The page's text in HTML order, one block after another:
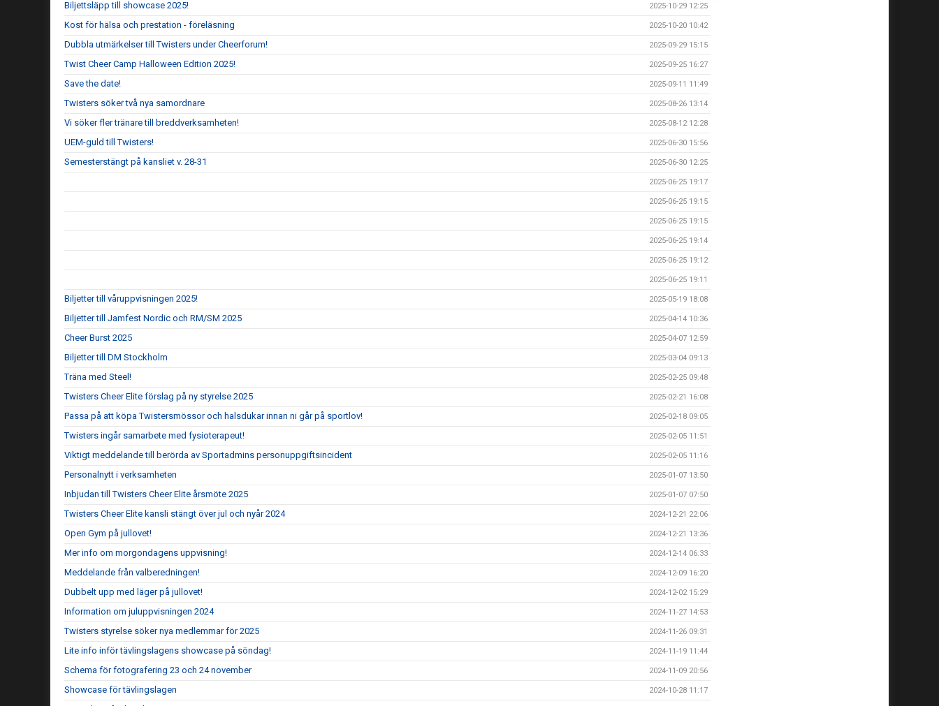
Biljettsläpp till showcase 2025! 2025-10-29 12:25
Kost för hälsa och prestation - föreläsning 2025-10-20 10:42
Dubbla utmärkelser till Twisters under Cheerforum! 2025-09-29 15:15
Twist Cheer Camp Halloween Edition 2025! 2025-09-25 16:27
Save the date! 2025-09-11 11:49
Twisters söker två nya samordnare 2025-08-26 13:14
Vi söker fler tränare till breddverksamheten! 2025-08-12 12:28
UEM-guld till Twisters! 2025-06-30 15:56
Semesterstängt på kansliet v. 28-31 2025-06-30 12:25
2025-06-25 19:17
2025-06-25 19:15
2025-06-25 19:15
2025-06-25 19:14
2025-06-25 19:12
2025-06-25 19:11
Biljetter till våruppvisningen 2025! 2025-05-19 18:08
Biljetter till Jamfest Nordic och RM/SM 2025 2025-04-14 10:36
Cheer Burst 2025 2025-04-07 12:59
Biljetter till DM Stockholm 2025-03-04 09:13
Träna med Steel! 2025-02-25 09:48
Twisters Cheer Elite förslag på ny styrelse 2025 2025-02-21 16:08
Passa på att köpa Twistersmössor och halsdukar innan ni går på sportlov! 2025-02-18 09:05
Twisters ingår samarbete med fysioterapeut! 2025-02-05 11:51
Viktigt meddelande till berörda av Sportadmins personuppgiftsincident 2025-02-05 11:16
Personalnytt i verksamheten 2025-01-07 13:50
Inbjudan till Twisters Cheer Elite årsmöte 2025 2025-01-07 07:50
Twisters Cheer Elite kansli stängt över jul och nyår 2024 2024-12-21 22:06
Open Gym på jullovet! 2024-12-21 13:36
Mer info om morgondagens uppvisning! 2024-12-14 06:33
Meddelande från valberedningen! 2024-12-09 16:20
Dubbelt upp med läger på jullovet! 2024-12-02 15:29
Information om juluppvisningen 2024 2024-11-27 14:53
Twisters styrelse söker nya medlemmar för 2025 2024-11-26 09:31
Lite info inför tävlingslagens showcase på söndag! 2024-11-19 11:44
Schema för fotografering 23 och 24 november 2024-11-09 20:56
Showcase för tävlingslagen 2024-10-28 11:17